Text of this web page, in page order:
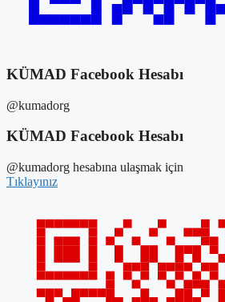
KÜMAD Facebook Hesabı
@kumadorg
KÜMAD Facebook Hesabı
@kumadorg hesabına ulaşmak için
Tıklayınız